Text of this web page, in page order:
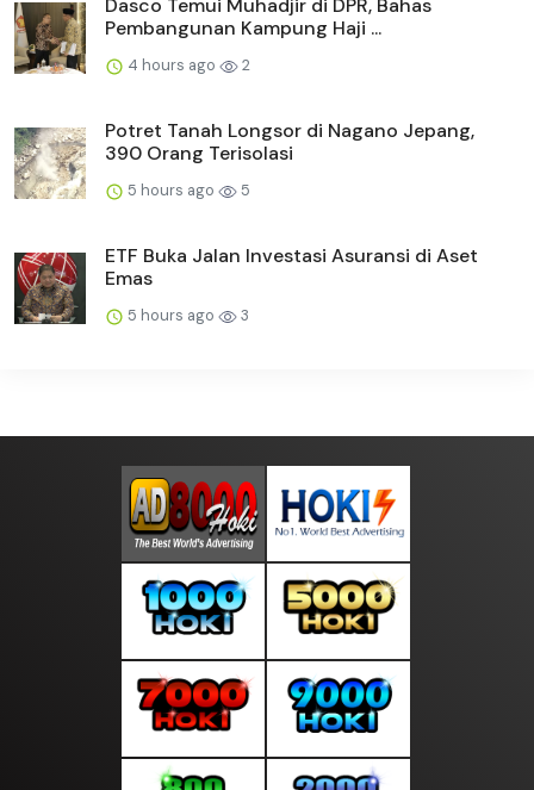
Dasco Temui Muhadjir di DPR, Bahas
Pembangunan Kampung Haji ...
4 hours ago 2
Potret Tanah Longsor di Nagano Jepang,
390 Orang Terisolasi
5 hours ago 5
ETF Buka Jalan Investasi Asuransi di Aset
Emas
5 hours ago 3